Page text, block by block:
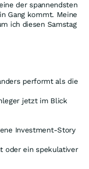
der spannendsten
Gang kommt. Meine
ich diesen Samstag
performt als die
jetzt im Blick
Investment-Story
oder ein spekulativer